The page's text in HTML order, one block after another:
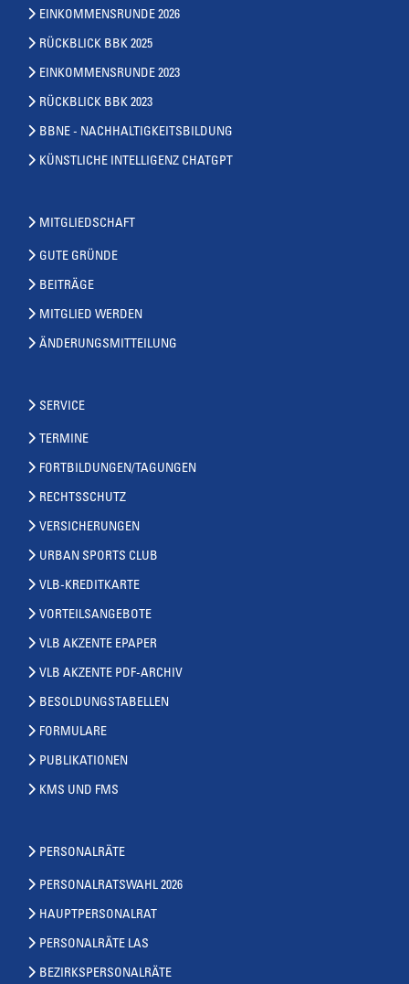
EINKOMMENSRUNDE 2026
RÜCKBLICK BBK 2025
EINKOMMENSRUNDE 2023
RÜCKBLICK BBK 2023
BBNE - NACHHALTIGKEITSBILDUNG
KÜNSTLICHE INTELLIGENZ CHATGPT
MITGLIEDSCHAFT
GUTE GRÜNDE
BEITRÄGE
MITGLIED WERDEN
ÄNDERUNGSMITTEILUNG
SERVICE
TERMINE
FORTBILDUNGEN/TAGUNGEN
RECHTSSCHUTZ
VERSICHERUNGEN
URBAN SPORTS CLUB
VLB-KREDITKARTE
VORTEILSANGEBOTE
VLB AKZENTE EPAPER
VLB AKZENTE PDF-ARCHIV
BESOLDUNGSTABELLEN
FORMULARE
PUBLIKATIONEN
KMS UND FMS
PERSONALRÄTE
PERSONALRATSWAHL 2026
HAUPTPERSONALRAT
PERSONALRÄTE LAS
BEZIRKSPERSONALRÄTE